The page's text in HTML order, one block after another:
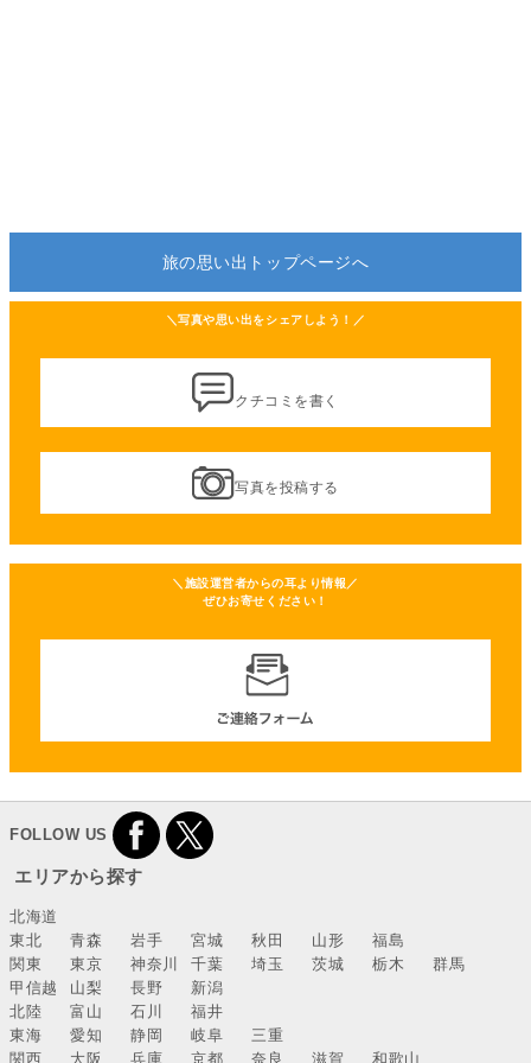
旅の思い出トップページへ
＼写真や思い出をシェアしよう！／
クチコミを書く
写真を投稿する
＼施設運営者からの耳より情報／
ぜひお寄せください！
FOLLOW US
エリアから探す
北海道
東北
青森 岩手 宮城 秋田 山形
福島
関東
東京 神奈川 千葉 埼玉 茨城 栃木
群馬
甲信越
山梨 長野
新潟
北陸
富山 石川
福井
東海
愛知 静岡 岐阜
三重
関西
大阪 兵庫 京都 奈良 滋賀 和歌山